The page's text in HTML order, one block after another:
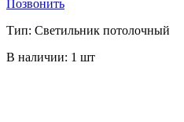
Позвонить
Тип: Светильник потолочный
В наличии: 1 шт